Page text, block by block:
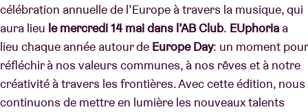
célébration annuelle de l’Europe à travers la musique, qui
aura lieu le mercredi 14 mai dans l’AB Club. EUphoriaa
lieu chaque année autour de Europe Day: un moment pour
réfléchir à nos valeurs communes, à nos rêves et à notre
créativité à travers les frontières. Avec cette édition, nous
continuons de mettre en lumière les nouveaux talents